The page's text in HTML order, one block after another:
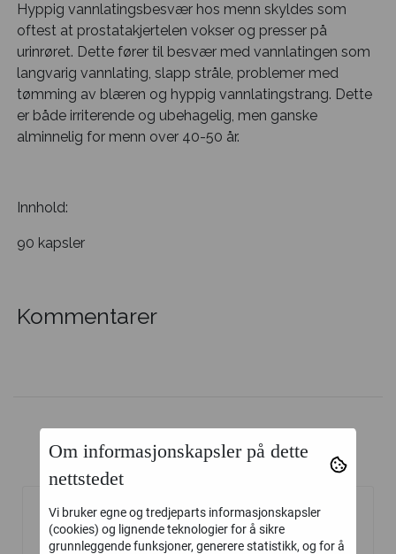
Hyppig vannlatingsbesvær hos menn skyldes som
oftest at prostatakjertelen vokser og presser på
urinrøret. Dette fører til besvær med vannlatingen som
langvarig vannlating, slapp stråle, problemer med
tømming av blæren og hyppig vannlatingstrang. Dette
er både irriterende og ubehagelig, men ganske
alminnelig for menn over 40-50 år.
Innhold:
90 kapsler
Kommentarer
Kunder kjøpte også
Om informasjonskapsler på dette
nettstedet
Vi bruker egne og tredjeparts informasjonskapsler
(cookies) og lignende teknologier for å sikre
grunnleggende funksjoner, generere statistikk, og for å